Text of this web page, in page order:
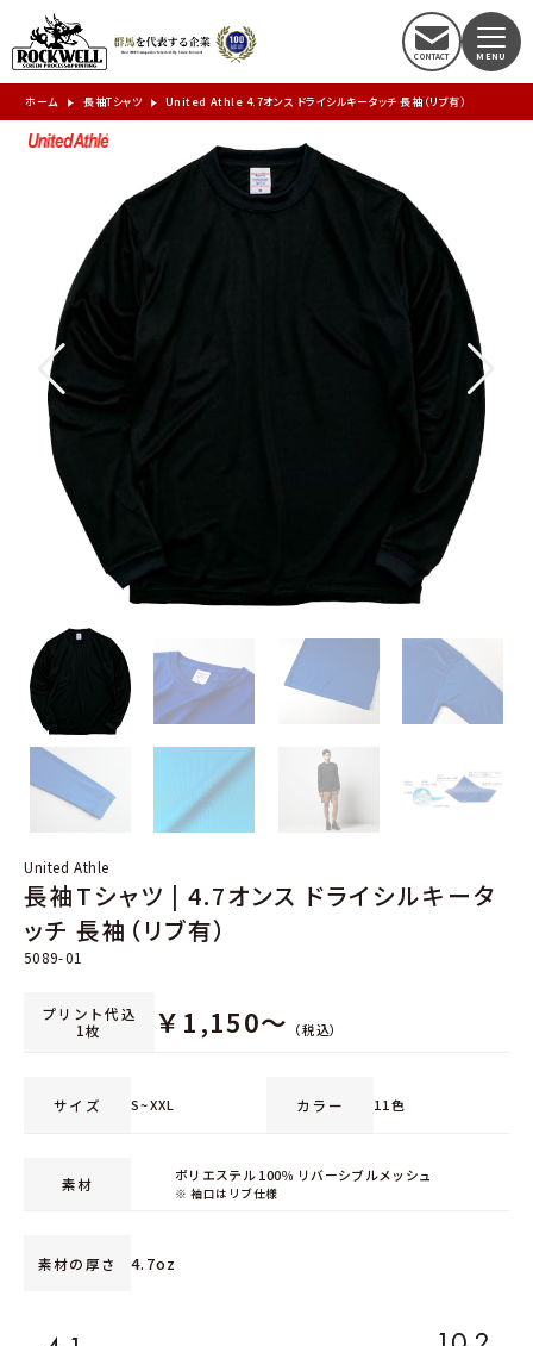
ホーム 長袖Tシャツ United Athle 4.7オンス ドライシルキータッチ 長袖（リブ有）
United Athle
長袖Tシャツ | 4.7オンス ドライシルキータ
ッチ 長袖（リブ有）
5089-01
プリント代込
1枚
￥ 1,150～ （税込）
サイズ S~XXL カラー 11色
素材 ポリエステル 100％ リバーシブルメッシュ
※ 袖口はリブ仕様
素材の厚さ 4.7oz